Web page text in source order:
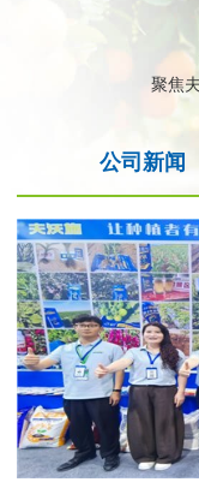
聚焦
公司新闻